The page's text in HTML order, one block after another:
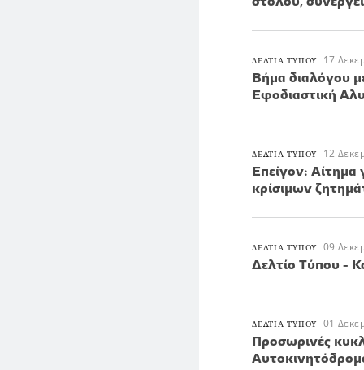
ΔΕΛΤΙΑ ΤΥΠΟΥ 17
Βήμα διαλόγου
Εφοδιαστική
ΔΕΛΤΙΑ ΤΥΠΟΥ 12
Επείγον: Αίτημα
κρίσιμων
ΔΕΛΤΙΑ ΤΥΠΟΥ 09
Δελτίο Τύπου -
ΔΕΛΤΙΑ ΤΥΠΟΥ 01
Προσωρινές